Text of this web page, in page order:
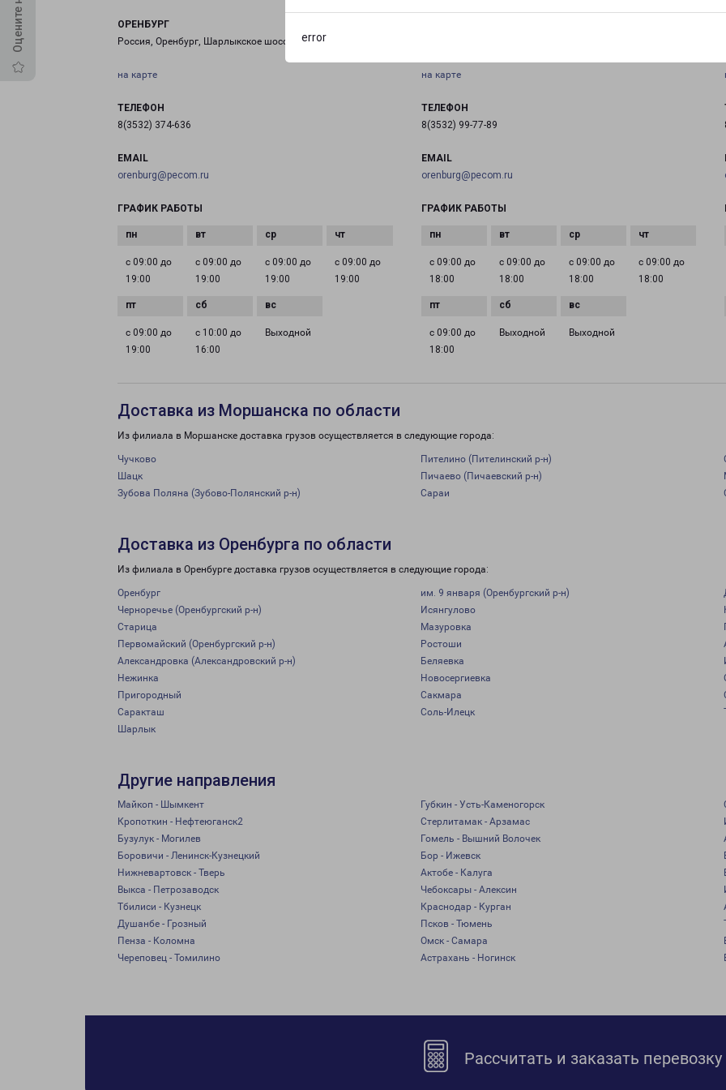
error
ОРЕНБУРГ
Россия, Оренбург, Шарлыкское шоссе, 12/1
на карте
ТЕЛЕФОН
8(3532) 374-636
EMAIL
orenburg@pecom.ru
ГРАФИК РАБОТЫ
с 09:00 до
19:00
с 09:00 до
19:00
с 09:00 до
19:00
с 09:00 до
19:00
с 09:00 до
19:00
с 10:00 до
16:00
Выходной
на карте
ТЕЛЕФОН
8(3532) 99-77-89
EMAIL
orenburg@pecom.ru
ГРАФИК РАБОТЫ
с 09:00 до
18:00
с 09:00 до
18:00
с 09:00 до
18:00
с 09:00 до
18:00
с 09:00 до
18:00
Выходной Выходной
Доставка из Моршанска по области
Из филиала в Моршанске доставка грузов осуществляется в следующие города:
Чучково Пителино (Пителинский р-н)
Шацк
Пичаево (Пичаевский р-н)
Зубова Поляна (Зубово-Полянский р-н)
Сараи
Доставка из Оренбурга по области
Из филиала в Оренбурге доставка грузов осуществляется в следующие города:
Оренбург им. 9 января (Оренбургский р-н)
Черноречье (Оренбургский р-н)
Исянгулово
Старица
Мазуровка
Первомайский (Оренбургский р-н)
Ростоши
Александровка (Александровский р-н)
Беляевка
Нежинка
Новосергиевка
Пригородный
Сакмара
Саракташ
Соль-Илецк
Шарлык
Другие направления
Майкоп - Шымкент Губкин - Усть-Каменогорск
Кропоткин - Нефтеюганск2
Стерлитамак - Арзамас
Бузулук - Могилев
Гомель - Вышний Волочек
Боровичи - Ленинск-Кузнецкий
Бор - Ижевск
Нижневартовск - Тверь
Актобе - Калуга
Выкса - Петрозаводск
Чебоксары - Алексин
Тбилиси - Кузнецк
Краснодар - Курган
Душанбе - Грозный
Псков - Тюмень
Пенза - Коломна
Омск - Самара
Череповец - Томилино
Астрахань - Ногинск
Рассчитать и заказать перевозку